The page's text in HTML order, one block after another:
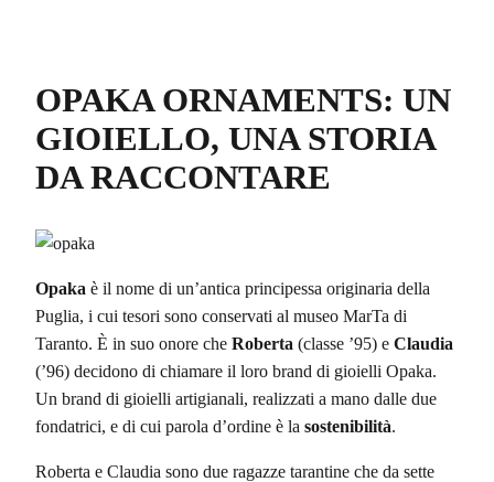
OPAKA ORNAMENTS: UN
GIOIELLO, UNA STORIA
DA RACCONTARE
Opaka è il nome di un’antica principessa originaria della
Puglia, i cui tesori sono conservati al museo MarTa di
Taranto. È in suo onore che Roberta (classe ’95) e Claudia
(’96) decidono di chiamare il loro brand di gioielli Opaka.
Un brand di gioielli artigianali, realizzati a mano dalle due
fondatrici, e di cui parola d’ordine è la sostenibilità.
Roberta e Claudia sono due ragazze tarantine che da sette